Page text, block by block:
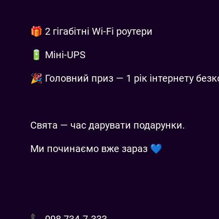
🎁 2 гігабітні Wi-Fi роутери
🔋 Міні-UPS
🎉 Головний приз — 1 рік інтернету
Свята — час дарувати подарунки.
Ми починаємо вже зараз 💙